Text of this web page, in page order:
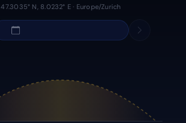
47.3035° N, 8.0232° E · Europe/Zurich